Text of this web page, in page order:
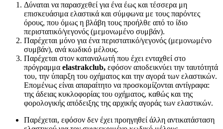
Δύναται να παρασχεθεί για ένα έως και τέσσερα μη
επισκευάσιμα ελαστικά και σύμφωνα με τους παρόντες
όρους, που όμως η βλάβη τους προήλθε από το ίδιο
περιστατικό/γεγονός (μεμονωμένο συμβάν).
Παρέχεται μόνο για ένα περιστατικό/γεγονός (μεμονωμένο
συμβάν), ανά κωδικό μέλους.
Παρέχεται στον καταναλωτή που έχει ενταχθεί στο
πρόγραμμα elastrakclub, εφόσον αποδεικνύει την ταυτότητά
του, την ύπαρξη του οχήματος και την αγορά των ελαστικών.
Επομένως είναι απαραίτητο να προσκομίζονται αντίγραφα:
της άδειας κυκλοφορίας του οχήματος, καθώς και της
φορολογικής απόδειξης της αρχικής αγοράς των ελαστικών.
Παρέχεται, εφόσον δεν έχει προηγηθεί άλλη αντικατάσταση